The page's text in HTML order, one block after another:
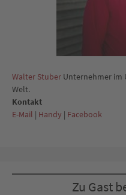
Walter Stuber Unternehmer im
Welt.
Kontakt
E-Mail | Handy | Facebook
Zu Gast